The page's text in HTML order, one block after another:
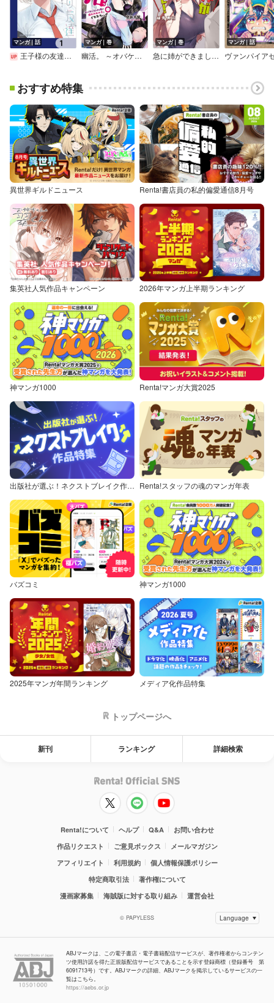
マンガ｜話
王子様の友達【分冊版】
マンガ｜巻
幽活。 ～オバケになった俺が憧れの女の子にイタズラする～
マンガ｜巻
急に姉ができまして！
マンガ｜話
おすすめ特集
異世界ギルドニュース Renta!書店員の私的偏愛通信8月号
集英社人気作品キャンペーン 2026年マンガ上半期ランキング
神マンガ1000 Renta!マンガ大賞2025
出版社が選ぶ！ネクストブレイク作品特集 Renta!スタッフの魂のマンガ年表
バズコミ 神マンガ1000
2025年マンガ年間ランキング メディア化作品特集
トップページへ
新刊 ランキング 詳細検索
Renta!について ヘルプ Q&A
お問い合わせ
作品リクエスト
ご意見ボックス
メールマガジン
アフィリエイト
利用規約
個人情報保護ポリシー
特定商取引法
著作権について
漫画家募集
海賊版に対する取り組み 運営会社
© PAPYLESS
ABJマークは、この電子書店・電子書籍配信サービスが、著作権者からコンテン
ツ使用許諾を得た正規版配信サービスであることを示す登録商標（登録番号 第
6091713号）です。ABJマークの詳細、ABJマークを掲示しているサービスの一
覧はこちら。
https://aebs.or.jp